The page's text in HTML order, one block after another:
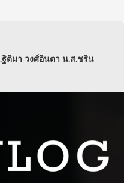
ติมา วงศ์อินตา น.ส.ชริน